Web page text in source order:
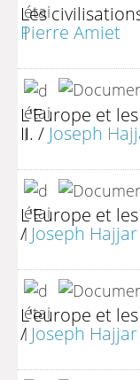
Les
Pierre Amiet
L'Europe et
II. / Joseph
L'Europe et
/ Joseph Hajjar
L'europe et
/ Joseph Hajjar